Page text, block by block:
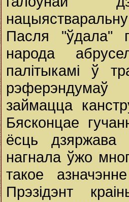
Пасля "ўдала"
народа
палітыкамі ў
займацца
Бясконцае
ёсць дзяржава
нагнала ўжо
такое
Прэзідэнт